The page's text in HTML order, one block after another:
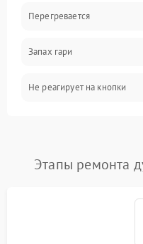
Перегревается
Запах гари
Не реагирует на кнопки
Этапы ремонта